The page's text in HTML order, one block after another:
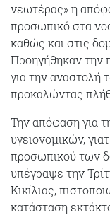
νεωτέρας» η
προσωπικό στα
καθώς και στις
Προηγήθηκαν την
για την αναστολή
προκαλώντας
Την απόφαση για
υγειονομικών,
προσωπικού των
υπέγραψε την
Κικίλιας,
κατάσταση